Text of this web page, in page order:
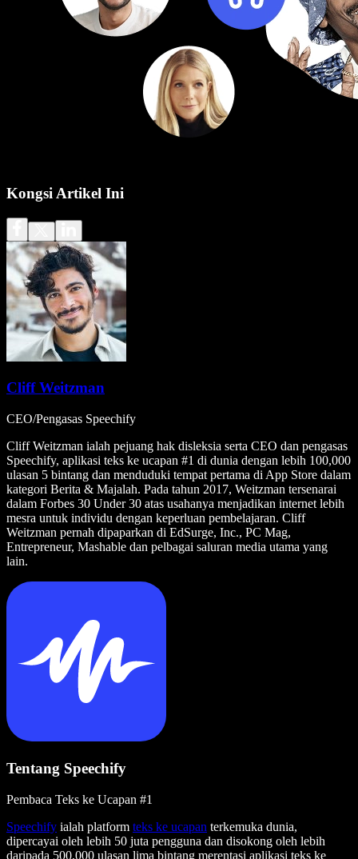
Kongsi Artikel Ini
Cliff Weitzman
CEO/Pengasas Speechify
Cliff Weitzman ialah pejuang hak disleksia serta CEO dan pengasas
Speechify, aplikasi teks ke ucapan #1 di dunia dengan lebih 100,000
ulasan 5 bintang dan menduduki tempat pertama di App Store dalam
kategori Berita & Majalah. Pada tahun 2017, Weitzman tersenarai
dalam Forbes 30 Under 30 atas usahanya menjadikan internet lebih
mesra untuk individu dengan keperluan pembelajaran. Cliff
Weitzman pernah dipaparkan di EdSurge, Inc., PC Mag,
Entrepreneur, Mashable dan pelbagai saluran media utama yang
lain.
Tentang Speechify
Pembaca Teks ke Ucapan #1
Speechify ialah platform teks ke ucapan terkemuka dunia,
dipercayai oleh lebih 50 juta pengguna dan disokong oleh lebih
daripada 500,000 ulasan lima bintang merentasi aplikasi teks ke